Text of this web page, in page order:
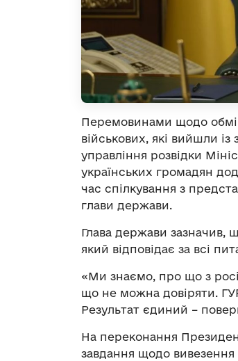
Перемовинами щодо
військових, які вийшли
управління розвідки
українських громадян
час спілкування з
глави держави.
Глава держави зазначив,
який відповідає за всі
«Ми знаємо, про що з
що не можна довіряти.
Результат єдиний –
На переконання
завдання щодо